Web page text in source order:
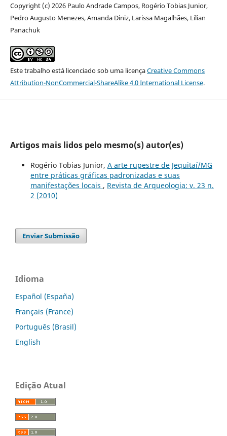
Copyright (c) 2026 Paulo Andrade Campos, Rogério Tobias Junior,
Pedro Augusto Menezes, Amanda Diniz, Larissa Magalhães, Lílian
Panachuk
Este trabalho está licenciado sob uma licençaCreative Commons
Attribution-NonCommercial-ShareAlike 4.0 International License.
Artigos mais lidos pelo mesmo(s) autor(es)
Rogério Tobias Junior, A arte rupestre de Jequitaí/MG
entre práticas gráficas padronizadas e suas
manifestações locais , Revista de Arqueologia: v. 23 n.
2 (2010)
Enviar Submissão
Idioma
Español (España)
Français (France)
Português (Brasil)
English
Edição Atual